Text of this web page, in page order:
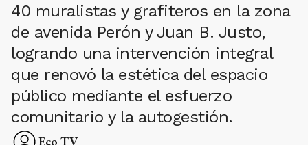
40 muralistas y grafiteros en la zona
de avenida Perón y Juan B. Justo,
logrando una intervención integral
que renovó la estética del espacio
público mediante el esfuerzo
comunitario y la autogestión.
Eco TV